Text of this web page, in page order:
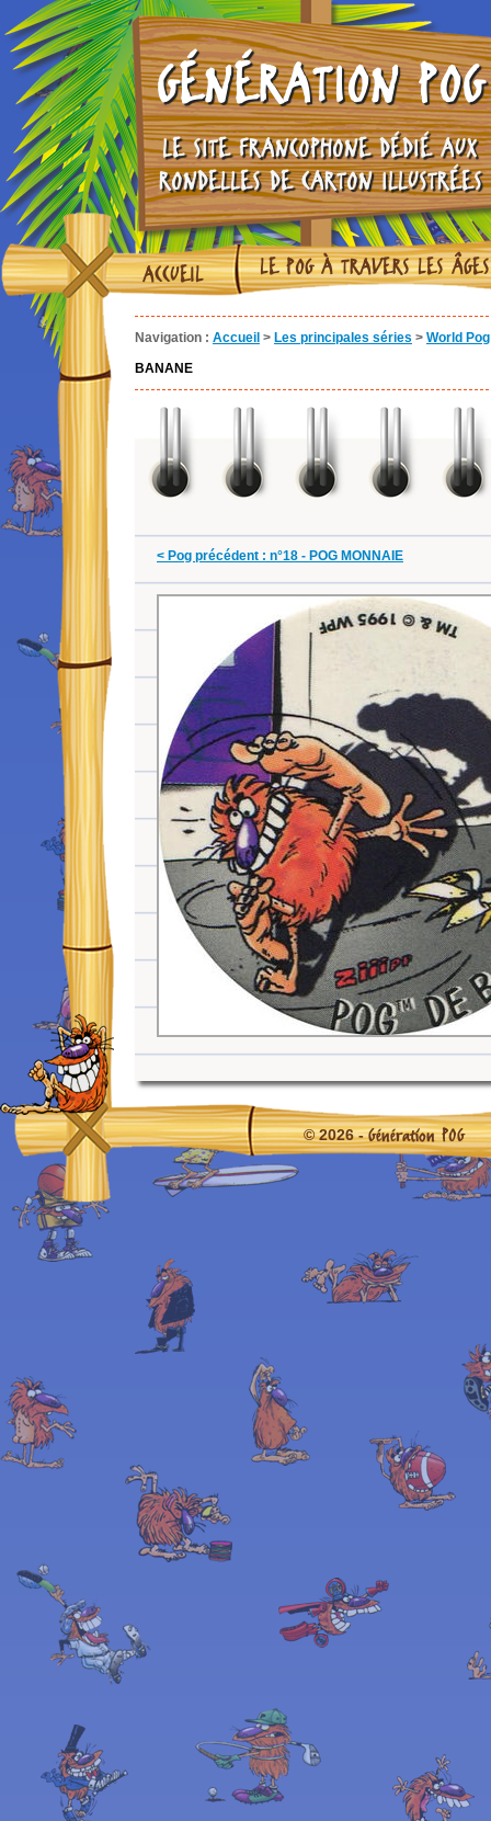
GÉNÉRATION POG
LE SITE FRANCOPHONE DÉDIÉ AUX
RONDELLES DE CARTON ILLUSTRÉES
ACCUEIL LE POG À TRAVERS LES ÂGES
Navigation : Accueil > Les principales séries > World
BANANE
< Pog précédent : n°18 - POG MONNAIE
© 2026 -Génération POG